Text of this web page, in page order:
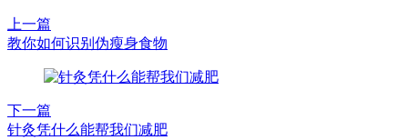
上一篇
教你如何识别伪瘦身食物
下一篇
针灸凭什么能帮我们减肥